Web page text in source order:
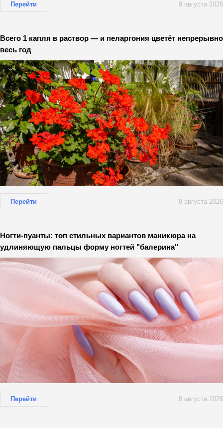
Перейти 8 августа 2026
Всего 1 капля в раствор — и пеларгония цветёт непрерывно
весь год
Перейти 8 августа 2026
Ногти-пуанты: топ стильных вариантов маникюра на
удлиняющую пальцы форму ногтей "балерина"
Перейти 8 августа 2026